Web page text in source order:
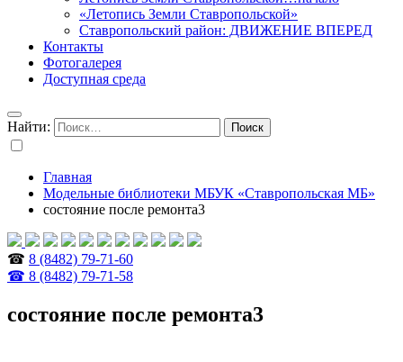
«Летопись Земли Ставропольской»
Ставропольский район: ДВИЖЕНИЕ ВПЕРЕД
Контакты
Фотогалерея
Доступная среда
Найти:
Главная
Модельные библиотеки МБУК «Ставропольская МБ»
состояние после ремонта3
☎ 8 (8482) 79-71-60
☎ 8 (8482) 79-71-58
состояние после ремонта3